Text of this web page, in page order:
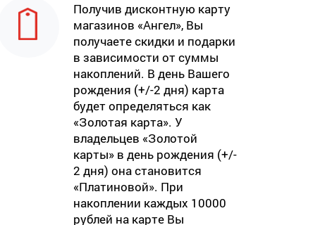
Получив дисконтную карту
магазинов «Ангел», Вы
получаете скидки и подарки
в зависимости от суммы
накоплений. В день Вашего
рождения (+/-2 дня) карта
будет определяться как
«Золотая карта». У
владельцев «Золотой
карты» в день рождения (+/-
2 дня) она становится
«Платиновой». При
накоплении каждых 10000
рублей на карте Вы